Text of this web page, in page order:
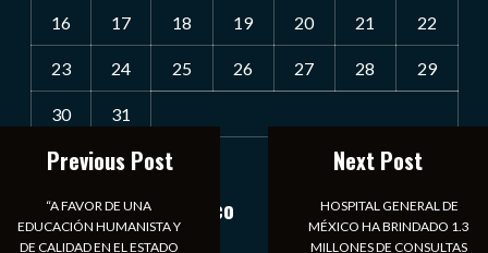
16 17 18 19 20 21 22
23 24 25 26 27 28 29
30 31
« Jul
Notiexpress de México
Previous Post
“A FAVOR DE UNA
EDUCACIÓN HUMANISTA Y
DE CALIDAD EN EL ESTADO
Next Post
HOSPITAL GENERAL DE
MÉXICO HA BRINDADO 1.3
MILLONES DE CONSULTAS